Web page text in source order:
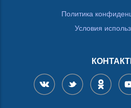
Политика
Условия